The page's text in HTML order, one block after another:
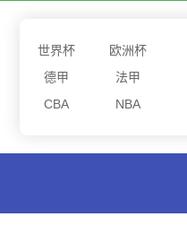
世界杯 欧洲杯
德甲
法甲
CBA
NBA